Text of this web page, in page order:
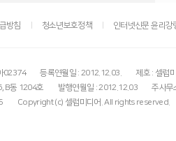
방침 청소년보호정책 인터넷신문 윤리강
02374 등록연월일 : 2012.12.03.
제호 : 셀럽
B동 1204호
발행연월일 : 2012.12.03
주사무
Copyright (c) 셀럽미디어. All rights reserved.